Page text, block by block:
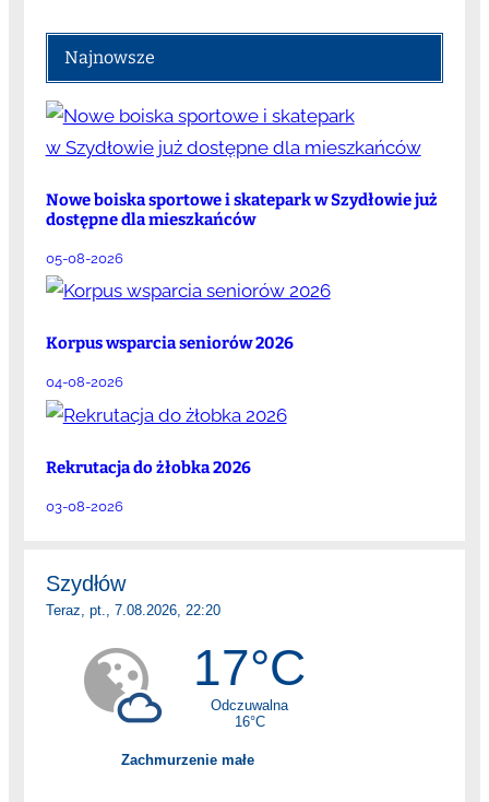
Najnowsze
Nowe boiska sportowe i skatepark w Szydłowie już
dostępne dla mieszkańców
05-08-2026
Korpus wsparcia seniorów 2026
04-08-2026
Rekrutacja do żłobka 2026
03-08-2026